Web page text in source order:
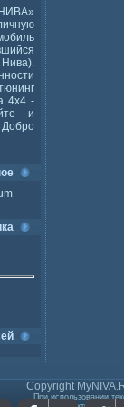
4x4 -
и
Copyright
При использовании